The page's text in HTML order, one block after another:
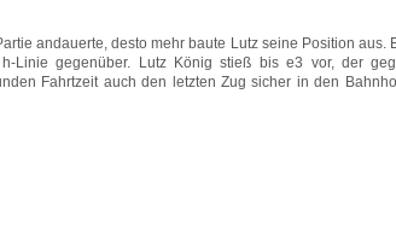
andauerte, desto mehr baute Lutz seine Position
gegenüber. Lutz König stieß bis e3 vor, der
Fahrtzeit auch den letzten Zug sicher in den